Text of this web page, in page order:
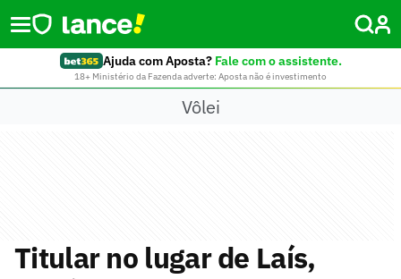
Ajuda com Aposta? Fale com o assistente.
18+ Ministério da Fazenda adverte: Aposta não é investimento
Vôlei
Titular no lugar de Laís,